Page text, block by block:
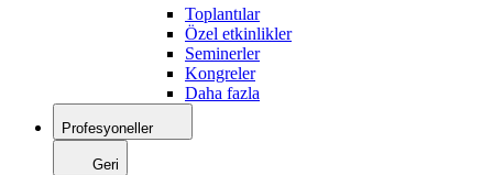
Toplantılar
Özel etkinlikler
Seminerler
Kongreler
Daha fazla
Profesyoneller
Geri